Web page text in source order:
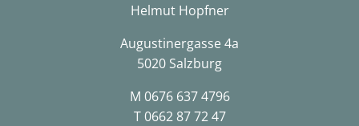
Helmut Hopfner
Augustinergasse 4a
5020 Salzburg
M 0676 637 4796
T0662 87 72 47